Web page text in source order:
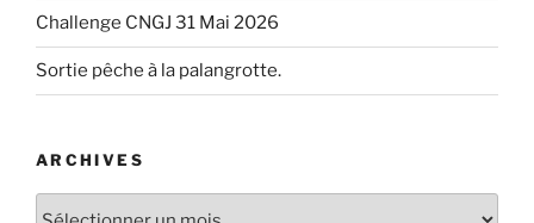
Challenge CNGJ 31 Mai 2026
Sortie pêche à la palangrotte.
ARCHIVES